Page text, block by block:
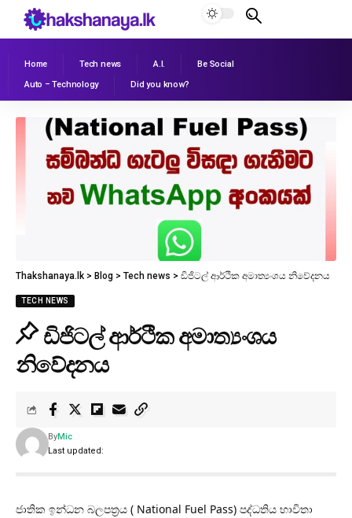
Home Tech news A.I.
Be Social
Auto – Technology
Did you know?
Thakshanaya.lk > Blog > Tech news > ඩිජිටල් ආර්ථික අමාත්‍යංශය නිවේදනය
TECH NEWS
ඩිජිටල් ආර්ථික අමාත්‍යංශය
නිවේදනය
Last updated:
ByMic
ජාතික ඉන්ධන බලපත්‍රය ( National Fuel Pass) පද්ධතිය භාවිතා